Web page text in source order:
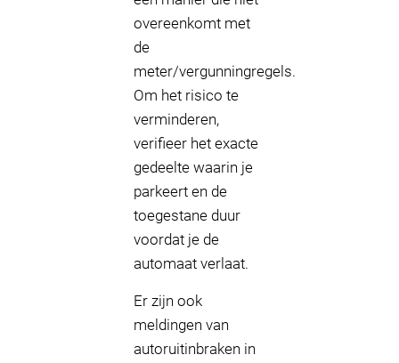
overeenkomt met
de
meter/vergunningregels.
Om het risico te
verminderen,
verifieer het exacte
gedeelte waarin je
parkeert en de
toegestane duur
voordat je de
automaat verlaat.
Er zijn ook
meldingen van
autoruitinbraken in